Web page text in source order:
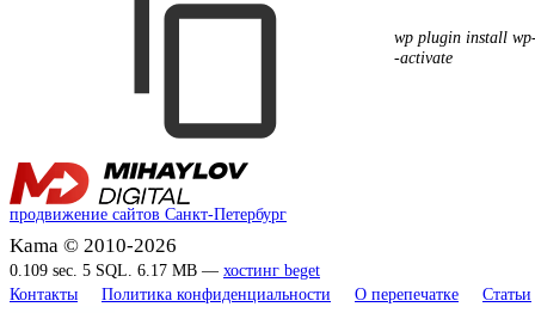
wp plugin install
-activate
продвижение сайтов Санкт-Петербург
Kama © 2010-2026
0.109 sec. 5 SQL. 6.17 MB — хостинг beget
Контакты
Политика конфиденциальности О перепечатке Статьи